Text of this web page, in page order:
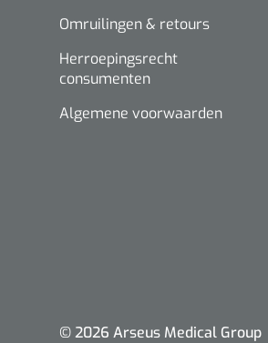
Omruilingen & retours
Herroepingsrecht
consumenten
Algemene voorwaarden
© 2026 Arseus Medical Group